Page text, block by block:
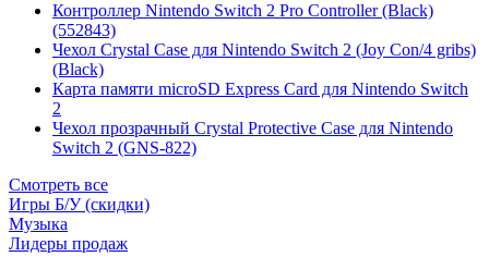
Контроллер Nintendo Switch 2 Pro Controller (Black)
(552843)
Чехол Сrystal Сase для Nintendo Switch 2 (Joy Con/4 gribs)
(Black)
Карта памяти microSD Express Card для Nintendo Switch
2
Чехол прозрачный Crystal Protective Case для Nintendo
Switch 2 (GNS-822)
Смотреть все
Игры Б/У (скидки)
Музыка
Лидеры продаж